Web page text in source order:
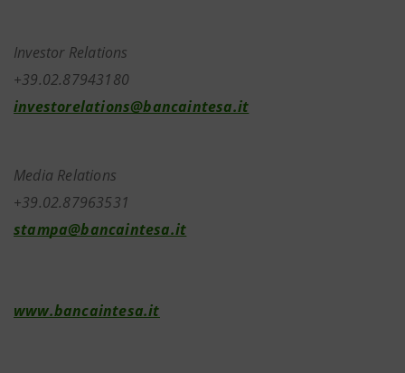
Investor Relations
+39.02.87943180
investorelations@bancaintesa.it
Media Relations
+39.02.87963531
stampa@bancaintesa.it
www.bancaintesa.it